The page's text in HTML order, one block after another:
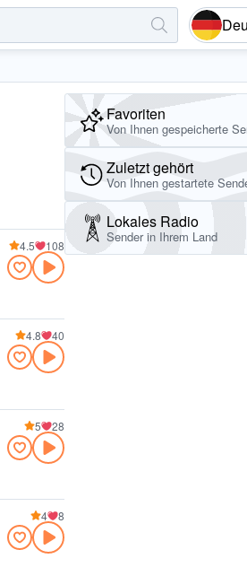
4.5 108
4.8 40
5 28
4 8
Favoriten
Von Ihnen gespeicherte
Zuletzt gehört
Von Ihnen gestartete
Lokales Radio
Sender in Ihrem Land